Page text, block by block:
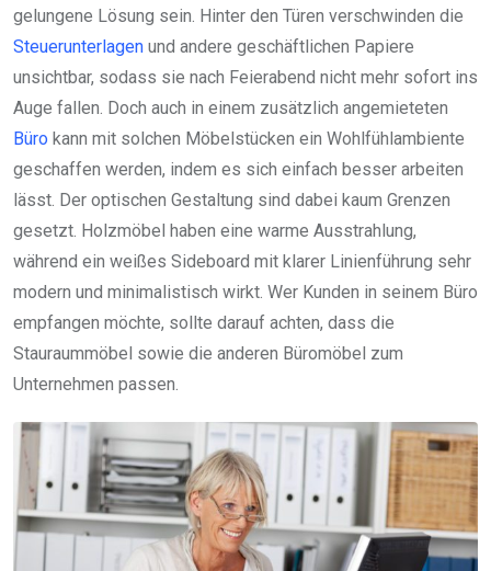
gelungene Lösung sein. Hinter den Türen verschwinden die
Steuerunterlagen und andere geschäftlichen Papiere
unsichtbar, sodass sie nach Feierabend nicht mehr sofort ins
Auge fallen. Doch auch in einem zusätzlich angemieteten
Büro kann mit solchen Möbelstücken ein Wohlfühlambiente
geschaffen werden, indem es sich einfach besser arbeiten
lässt. Der optischen Gestaltung sind dabei kaum Grenzen
gesetzt. Holzmöbel haben eine warme Ausstrahlung,
während ein weißes Sideboard mit klarer Linienführung sehr
modern und minimalistisch wirkt. Wer Kunden in seinem Büro
empfangen möchte, sollte darauf achten, dass die
Stauraummöbel sowie die anderen Büromöbel zum
Unternehmen passen.